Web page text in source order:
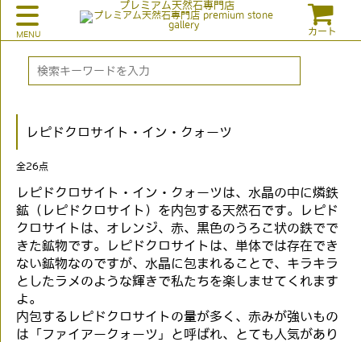
プレミアム天然石専門店
カート
レピドクロサイト・イン・クォーツ
全26点
レピドクロサイト・イン・クォーツは、水晶の中に燐鉄
鉱（レピドクロサイト）を内包する天然石です。レピド
クロサイトは、オレンジ、赤、黒色のうろこ状の鉄でで
きた鉱物です。レピドクロサイトは、単体では存在でき
ない鉱物なのですが、水晶に包まれることで、キラキラ
としたラメのような輝きで私たちを楽しませてくれます
よ。
内包するレピドクロサイトの量が多く、赤みが強いもの
は「ファイアークォーツ」と呼ばれ、とても人気があり